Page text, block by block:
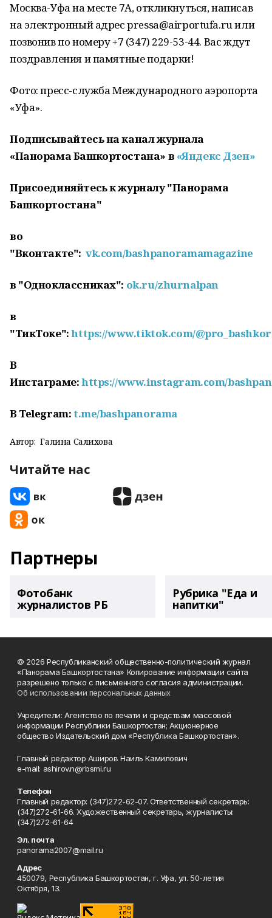
Москва-Уфа на месте 7А, откликнуться, написав
на электронный адрес pressa@airportufa.ru или
позвонив по номеру +7 (347) 229-53-44. Вас ждут
поздравления и памятные подарки!
Фото: пресс-служба Международного аэропорта
«Уфа».
Подписывайтесь на канал журнала
«Панорама Башкортостана» в «Яндекс Дзен»
Присоединяйтесь к журналу "Панорама
Башкортостана"
во
"Вконтакте":vk.com/bashpanoramamagazine
в "Одноклассниках": ok.ru/zhurnalpan
в
"ТикТоке":https://www.tiktok.com/
В
Инстаграме:https://www.instagram.com/
В Telegram:t.me/bashpanorama
Автор: Галина Салихова
Читайте нас
Партнеры
Фотобанк
журналистов РБ
Рубрика "Еда и
напитки"
© 2026 Республиканский общественно-политический журнал
«Панорама Башкортостана» Копирование информации сайта
разрешено только с письменного согласия администрации.
Об использовании персональных данных
Учредители: Агентство по печати и средствам массовой
информации Республики Башкортостан; Акционерное
общество Издательский дом «Республика Башкортостан».
Главный редактор Аширов Наиль Камилович
e-mail: ashirov.n@rbsmi.ru
Телефон
Главный редактор: (347)272-62-07. Ответственный секретарь:
(347)272-61-66. Художественный секретарь, журналисты:
(347)272-61-64
Эл. почта
panorama2007@mail.ru
Адрес
450079, Республика Башкортостан, г. Уфа, ул. 50-летия
Октября, 13.